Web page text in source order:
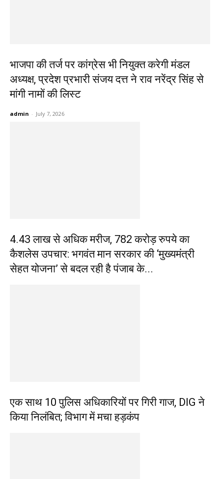
भाजपा की तर्ज पर कांग्रेस भी नियुक्त करेगी मंडल
अध्यक्ष, प्रदेश प्रभारी संजय दत्त ने राव नरेंद्र सिंह से
मांगी नामों की लिस्ट
admin - July 7, 2026
4.43 लाख से अधिक मरीज, 782 करोड़ रुपये का
कैशलेस उपचार: भगवंत मान सरकार की ‘मुख्यमंत्री
सेहत योजना’ से बदल रही है पंजाब के...
एक साथ 10 पुलिस अधिकारियों पर गिरी गाज, DIG ने
किया निलंबित; विभाग में मचा हड़कंप